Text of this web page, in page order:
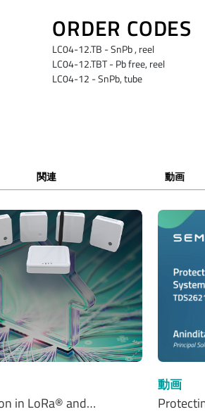
ORDER CODES
LC04-12.TB - SnPb , reel
LC04-12.TBT - Pb free, reel
LC04-12 - SnPb, tube
関連 動画
in LoRa® and…
動画